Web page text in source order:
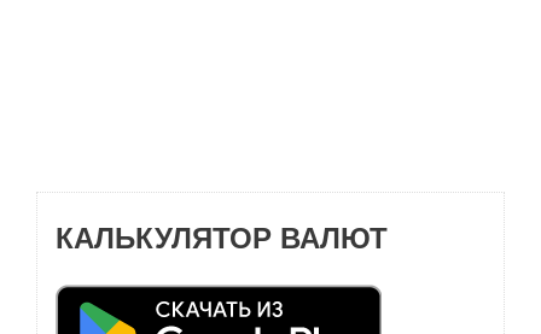
КАЛЬКУЛЯТОР ВАЛЮТ